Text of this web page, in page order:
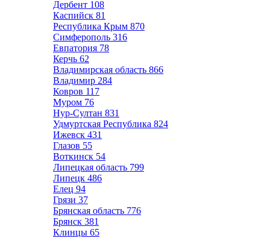
Дербент 108
Каспийск 81
Республика Крым 870
Симферополь 316
Евпатория 78
Керчь 62
Владимирская область 866
Владимир 284
Ковров 117
Муром 76
Нур-Султан 831
Удмуртская Республика 824
Ижевск 431
Глазов 55
Воткинск 54
Липецкая область 799
Липецк 486
Елец 94
Грязи 37
Брянская область 776
Брянск 381
Клинцы 65